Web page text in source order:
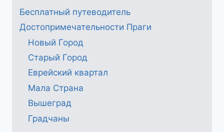
Бесплатный путеводитель
Достопримечательности Праги
Новый Город
Старый Город
Еврейский квартал
Мала Страна
Вышеград
Градчаны